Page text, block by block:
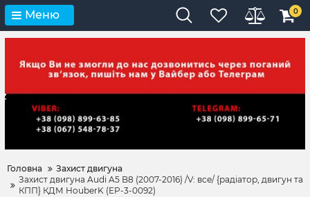
Меню 0
Головна
Захист двигуна
Захист двигуна Audi A5 B8 (2007-2016) /V: все/ {радіатор, двигун та
КПП} КДМ HouberK (EP-3-0092)